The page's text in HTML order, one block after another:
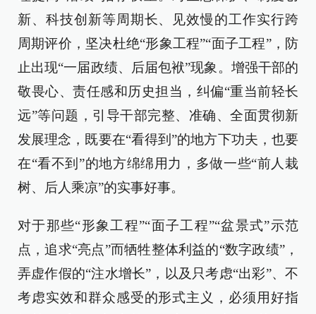
新、科技创新等周期长、见效慢的工作实行跨
周期评价，坚决杜绝“形象工程”“面子工程”，防
止出现“一届政绩、后届包袱”现象。增强干部的
敬畏心、责任感和历史担当，纠偏“重当前轻长
远”等问题，引导干部完整、准确、全面贯彻新
发展理念，既要在“看得到”的地方下功夫，也要
在“看不到”的地方绵绵用力，多做一些“前人栽
树、后人乘凉”的实事好事。
对于那些“形象工程”“面子工程”“盆景式”示范
点，追求“亮点”而牺牲整体利益的“数字政绩”，
弄虚作假的“注水增长”，以及只考虑“出彩”、不
考虑实效和群众感受的形式主义，必须用好指